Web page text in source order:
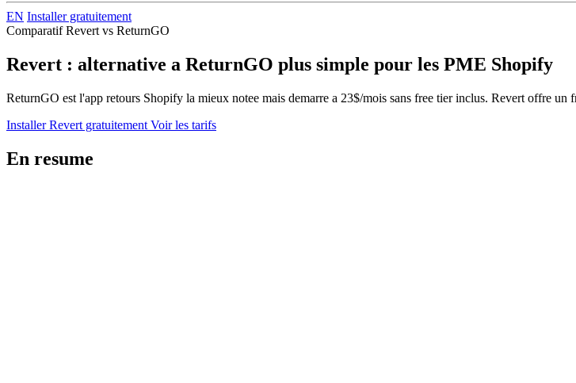
EN Installer gratuitement
Comparatif Revert vs ReturnGO
Revert : alternative a ReturnGO plus simple pour les PME Shopify
ReturnGO est l'app retours Shopify la mieux notee mais demarre a 23$/mois sans free tier inclus. Revert offre un
Installer Revert gratuitement Voir les tarifs
En resume